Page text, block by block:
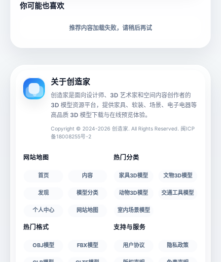
材质贴图
文件大小
你可能也喜欢
推荐内容加载失败，请稍后再试
关于创造家
创造家是面向设计师、3D 艺术家和空间内容创作者的
3D 模型资源平台，提供家具、软装、场景、电子电器等
高品质 3D 模型下载与在线预览体验。
Copyright © 2024-2026 创造家. All Rights Reserved. 闽ICP
备18008255号-2
网站地图
首页 内容
发现 模型分类
个人中心 网站地图
热门分类
家具3D模型 文物3D模型
动物3D模型 交通工具模型
室内场景模型
热门格式
OBJ模型 FBX模型
支持与服务
用户协议 隐私政策